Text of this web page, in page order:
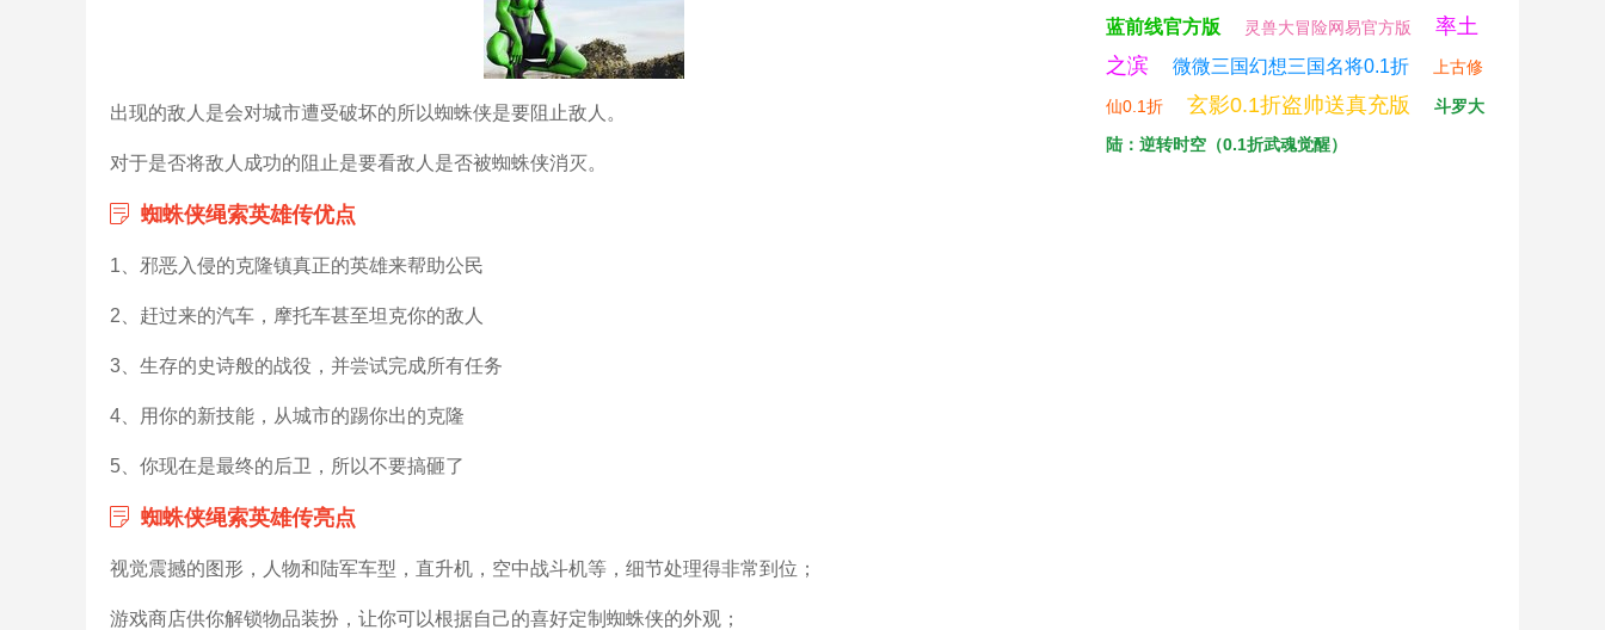
出现的敌人是会对城市遭受破坏的所以蜘蛛侠是要阻止敌人。
对于是否将敌人成功的阻止是要看敌人是否被蜘蛛侠消灭。
蜘蛛侠绳索英雄传优点
1、邪恶入侵的克隆镇真正的英雄来帮助公民
2、赶过来的汽车，摩托车甚至坦克你的敌人
3、生存的史诗般的战役，并尝试完成所有任务
4、用你的新技能，从城市的踢你出的克隆
5、你现在是最终的后卫，所以不要搞砸了
蜘蛛侠绳索英雄传亮点
视觉震撼的图形，人物和陆军车型，直升机，空中战斗机等，细节处理得非常到位；
游戏商店供你解锁物品装扮，让你可以根据自己的喜好定制蜘蛛侠的外观；
蓝前线官方版
灵兽大冒险网易官方版
率土
之滨
微微三国幻想三国名将0.1折 上古修
仙0.1折 玄影0.1折盗帅送真充版
斗罗大
陆：逆转时空（0.1折武魂觉醒）